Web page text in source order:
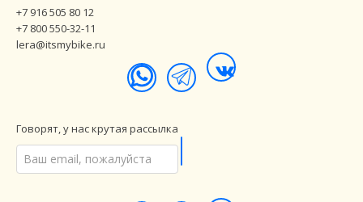
+7 916 505 80 12
+7 800 550-32-11
lera@itsmybike.ru
Говорят, у нас крутая рассылка